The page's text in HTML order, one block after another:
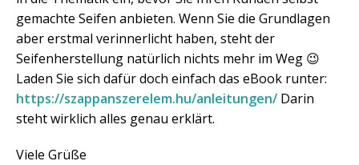
gemachte Seifen anbieten. Wenn Sie die Grundlagen
aber erstmal verinnerlicht haben, steht der
Seifenherstellung natürlich nichts mehr im Weg 😉
Laden Sie sich dafür doch einfach das eBook runter:
https://szappanszerelem.hu/anleitungen/ Darin
steht wirklich alles genau erklärt.
Viele Grüße